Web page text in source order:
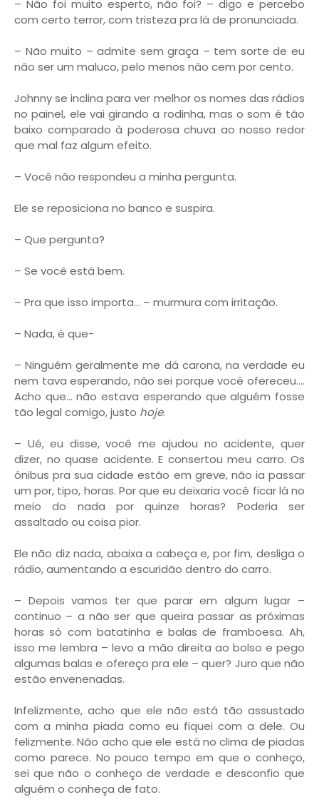
– Não foi muito esperto, não foi? – digo e percebo
com certo terror, com tristeza pra lá de pronunciada.
– Não muito – admite sem graça – tem sorte de eu
não ser um maluco, pelo menos não cem por cento.
Johnny se inclina para ver melhor os nomes das rádios
no painel, ele vai girando a rodinha, mas o som é tão
baixo comparado à poderosa chuva ao nosso redor
que mal faz algum efeito.
– Você não respondeu a minha pergunta.
Ele se reposiciona no banco e suspira.
– Que pergunta?
– Se você está bem.
– Pra que isso importa… – murmura com irritação.
– Nada, é que-
– Ninguém geralmente me dá carona, na verdade eu
nem tava esperando, não sei porque você ofereceu....
Acho que... não estava esperando que alguém fosse
tão legal comigo, justo hoje.
– Ué, eu disse, você me ajudou no acidente, quer
dizer, no quase acidente. E consertou meu carro. Os
ônibus pra sua cidade estão em greve, não ia passar
um por, tipo, horas. Por que eu deixaria você ficar lá no
meio do nada por quinze horas? Poderia ser
assaltado ou coisa pior.
Ele não diz nada, abaixa a cabeça e, por fim, desliga o
rádio, aumentando a escuridão dentro do carro.
– Depois vamos ter que parar em algum lugar –
continuo – a não ser que queira passar as próximas
horas só com batatinha e balas de framboesa. Ah,
isso me lembra – levo a mão direita ao bolso e pego
algumas balas e ofereço pra ele – quer? Juro que não
estão envenenadas.
Infelizmente, acho que ele não está tão assustado
com a minha piada como eu fiquei com a dele. Ou
felizmente. Não acho que ele está no clima de piadas
como parece. No pouco tempo em que o conheço,
sei que não o conheço de verdade e desconfio que
alguém o conheça de fato.